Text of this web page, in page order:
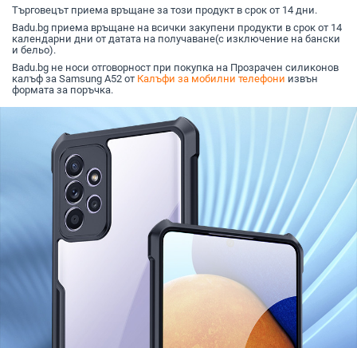
Търговецът приема връщане за този продукт в срок от 14 дни.
Badu.bg приема връщане на всички закупени продукти в срок от 14
календарни дни от датата на получаване(с изключение на бански
и бельо).
Badu.bg не носи отговорност при покупка на Прозрачен силиконов
калъф за Samsung A52 от Калъфи за мобилни телефони извън
формата за поръчка.